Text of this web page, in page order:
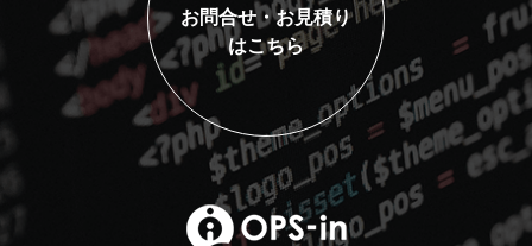
お問合せ・お見積り
はこちら